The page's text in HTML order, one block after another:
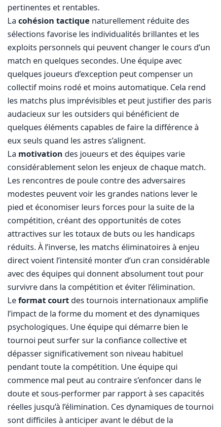
pertinentes et rentables.
La cohésion tactique naturellement réduite des
sélections favorise les individualités brillantes et les
exploits personnels qui peuvent changer le cours d’un
match en quelques secondes. Une équipe avec
quelques joueurs d’exception peut compenser un
collectif moins rodé et moins automatique. Cela rend
les matchs plus imprévisibles et peut justifier des paris
audacieux sur les outsiders qui bénéficient de
quelques éléments capables de faire la différence à
eux seuls quand les astres s’alignent.
La motivation des joueurs et des équipes varie
considérablement selon les enjeux de chaque match.
Les rencontres de poule contre des adversaires
modestes peuvent voir les grandes nations lever le
pied et économiser leurs forces pour la suite de la
compétition, créant des opportunités de cotes
attractives sur les totaux de buts ou les handicaps
réduits. À l’inverse, les matchs éliminatoires à enjeu
direct voient l’intensité monter d’un cran considérable
avec des équipes qui donnent absolument tout pour
survivre dans la compétition et éviter l’élimination.
Leformat court des tournois internationaux amplifie
l’impact de la forme du moment et des dynamiques
psychologiques. Une équipe qui démarre bien le
tournoi peut surfer sur la confiance collective et
dépasser significativement son niveau habituel
pendant toute la compétition. Une équipe qui
commence mal peut au contraire s’enfoncer dans le
doute et sous-performer par rapport à ses capacités
réelles jusqu’à l’élimination. Ces dynamiques de tournoi
sont difficiles à anticiper avant le début de la